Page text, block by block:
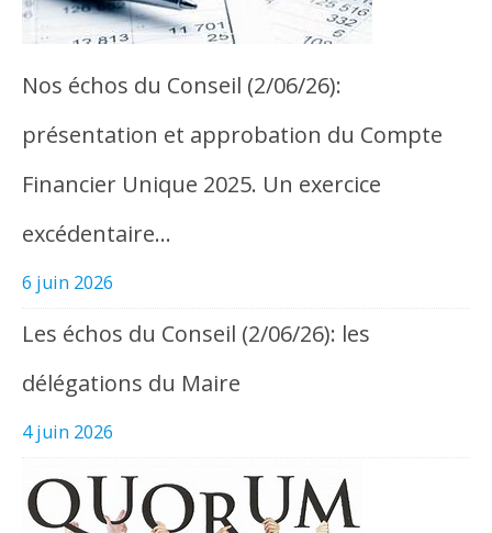
Nos échos du Conseil (2/06/26):
présentation et approbation du Compte
Financier Unique 2025. Un exercice
excédentaire…
6 juin 2026
Les échos du Conseil (2/06/26): les
délégations du Maire
4 juin 2026